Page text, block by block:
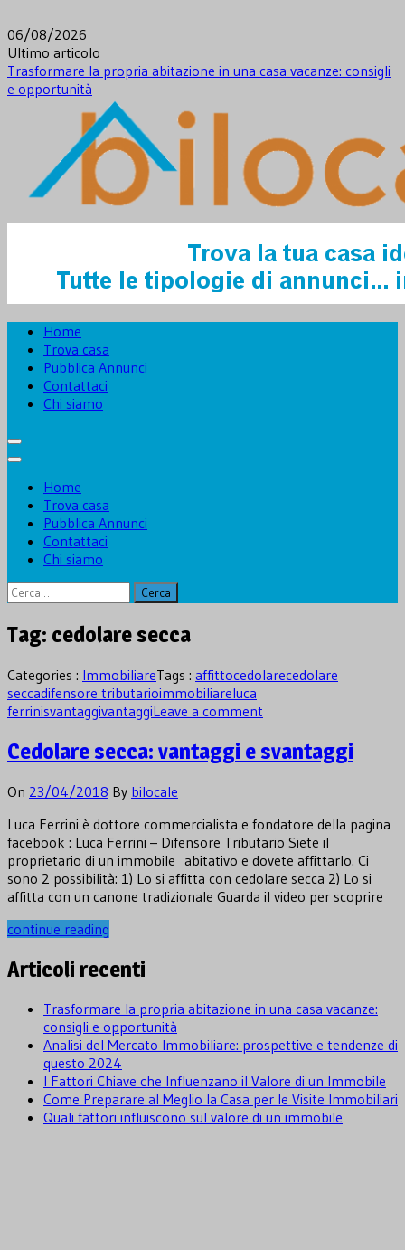
to
content
06/08/2026
Ultimo articolo
Trasformare la propria abitazione in una casa vacanze: consigli
e opportunità
Notizie Immobiliari – Bilocale.it
Novità dal mondo immobiliare e non solo
Home
Trova casa
Pubblica Annunci
Contattaci
Chi siamo
Home
Trova casa
Pubblica Annunci
Contattaci
Chi siamo
Ricerca
per:
Tag: cedolare secca
Categories : ImmobiliareTags : affittocedolarecedolare
seccadifensore tributarioimmobiliareluca
ferrinisvantaggivantaggiLeave a comment
Cedolare secca: vantaggi e svantaggi
On 23/04/2018 By bilocale
Luca Ferrini è dottore commercialista e fondatore della pagina
facebook : Luca Ferrini – Difensore Tributario Siete il
proprietario di un immobile abitativo e dovete affittarlo. Ci
sono 2 possibilità: 1) Lo si affitta con cedolare secca 2) Lo si
affitta con un canone tradizionale Guarda il video per scoprire
continue reading
Articoli recenti
Trasformare la propria abitazione in una casa vacanze:
consigli e opportunità
Analisi del Mercato Immobiliare: prospettive e tendenze di
questo 2024
I Fattori Chiave che Influenzano il Valore di un Immobile
Come Preparare al Meglio la Casa per le Visite Immobiliari
Quali fattori influiscono sul valore di un immobile